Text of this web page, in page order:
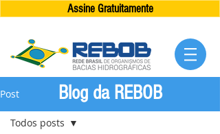
Assine Gratuitamente
Post
Todos posts
Blog da REBOB